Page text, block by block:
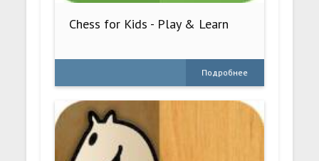
Chess for Kids - Play & Learn
Подробнее